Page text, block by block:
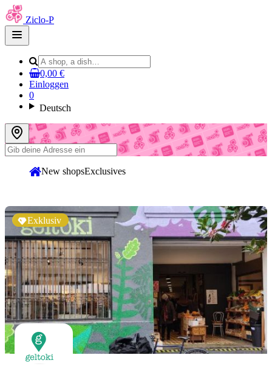
Ziclo-P
Open
main
0,00 €
Einloggen
0
Deutsch
New shopsExclusives
Exklusiv